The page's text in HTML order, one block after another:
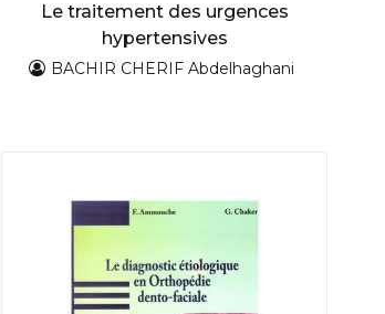
Le traitement des urgences
hypertensives
BACHIR CHERIF Abdelhaghani